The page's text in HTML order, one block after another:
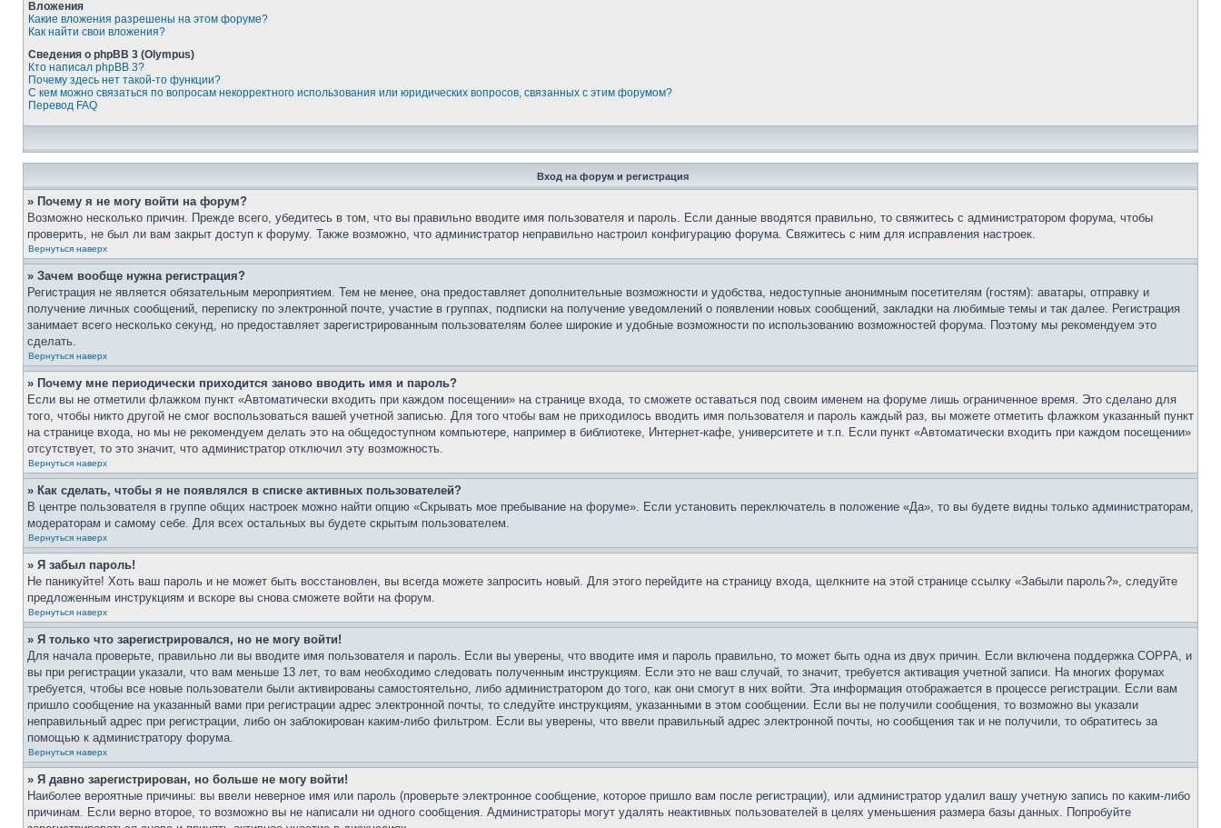
Вложения
Какие вложения разрешены на этом форуме?
Как найти свои вложения?
Сведения о phpBB 3 (Olympus)
Кто написал phpBB 3?
Почему здесь нет такой-то функции?
С кем можно связаться по вопросам некорректного использования или юридических вопросов, связанных с этим форумом?
Перевод FAQ
Вход на форум и регистрация
» Почему я не могу войти на форум?
Возможно несколько причин. Прежде всего, убедитесь в том, что вы правильно вводите имя пользователя и пароль. Если данные вводятся правильно, то свяжитесь с администратором форума, чтобы
проверить, не был ли вам закрыт доступ к форуму. Также возможно, что администратор неправильно настроил конфигурацию форума. Свяжитесь с ним для исправления настроек.
Вернуться наверх
» Зачем вообще нужна регистрация?
Регистрация не является обязательным мероприятием. Тем не менее, она предоставляет дополнительные возможности и удобства, недоступные анонимным посетителям (гостям): аватары, отправку и
получение личных сообщений, переписку по электронной почте, участие в группах, подписки на получение уведомлений о появлении новых сообщений, закладки на любимые темы и так далее. Регистрация
занимает всего несколько секунд, но предоставляет зарегистрированным пользователям более широкие и удобные возможности по использованию возможностей форума. Поэтому мы рекомендуем это
сделать.
Вернуться наверх
» Почему мне периодически приходится заново вводить имя и пароль?
Если вы не отметили флажком пункт «Автоматически входить при каждом посещении» на странице входа, то сможете оставаться под своим именем на форуме лишь ограниченное время. Это сделано для
того, чтобы никто другой не смог воспользоваться вашей учетной записью. Для того чтобы вам не приходилось вводить имя пользователя и пароль каждый раз, вы можете отметить флажком указанный пункт
на странице входа, но мы не рекомендуем делать это на общедоступном компьютере, например в библиотеке, Интернет-кафе, университете и т.п. Если пункт «Автоматически входить при каждом посещении»
отсутствует, то это значит, что администратор отключил эту возможность.
Вернуться наверх
» Как сделать, чтобы я не появлялся в списке активных пользователей?
В центре пользователя в группе общих настроек можно найти опцию «Скрывать мое пребывание на форуме». Если установить переключатель в положение «Да», то вы будете видны только администраторам,
модераторам и самому себе. Для всех остальных вы будете скрытым пользователем.
Вернуться наверх
» Я забыл пароль!
Не паникуйте! Хоть ваш пароль и не может быть восстановлен, вы всегда можете запросить новый. Для этого перейдите на страницу входа, щелкните на этой странице ссылку «Забыли пароль?», следуйте
предложенным инструкциям и вскоре вы снова сможете войти на форум.
Вернуться наверх
» Я только что зарегистрировался, но не могу войти!
Для начала проверьте, правильно ли вы вводите имя пользователя и пароль. Если вы уверены, что вводите имя и пароль правильно, то может быть одна из двух причин. Если включена поддержка COPPA, и
вы при регистрации указали, что вам меньше 13 лет, то вам необходимо следовать полученным инструкциям. Если это не ваш случай, то значит, требуется активация учетной записи. На многих форумах
требуется, чтобы все новые пользователи были активированы самостоятельно, либо администратором до того, как они смогут в них войти. Эта информация отображается в процессе регистрации. Если вам
пришло сообщение на указанный вами при регистрации адрес электронной почты, то следуйте инструкциям, указанными в этом сообщении. Если вы не получили сообщения, то возможно вы указали
неправильный адрес при регистрации, либо он заблокирован каким-либо фильтром. Если вы уверены, что ввели правильный адрес электронной почты, но сообщения так и не получили, то обратитесь за
помощью к администратору форума.
Вернуться наверх
» Я давно зарегистрирован, но больше не могу войти!
Наиболее вероятные причины: вы ввели неверное имя или пароль (проверьте электронное сообщение, которое пришло вам после регистрации), или администратор удалил вашу учетную запись по каким-либо
причинам. Если верно второе, то возможно вы не написали ни одного сообщения. Администраторы могут удалять неактивных пользователей в целях уменьшения размера базы данных. Попробуйте